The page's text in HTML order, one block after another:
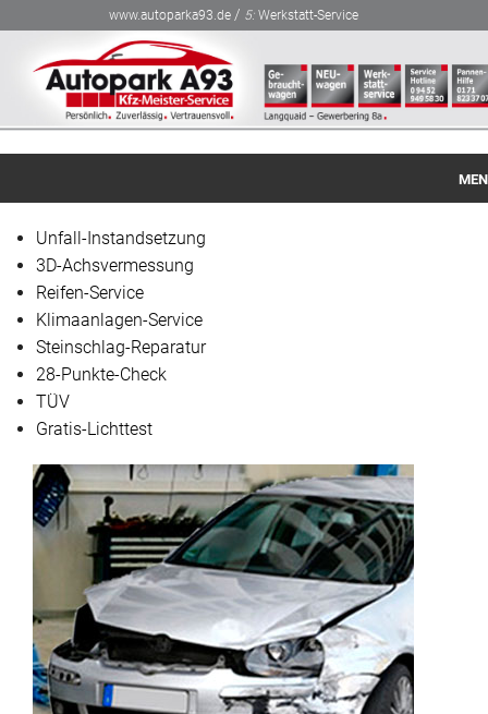
www.autoparka93.de / 5: Werkstatt-Service
Startseite
Gebraucht-Fahrzeuge
NEU-Fahrzeuge
Finanzierung / Leasing
Werkstatt-Service
Über Autopark A93
Kontakt
Unfall-Instandsetzung
3D-Achsvermessung
Reifen-Service
Klimaanlagen-Service
Steinschlag-Reparatur
28-Punkte-Check
TÜV
Gratis-Lichttest